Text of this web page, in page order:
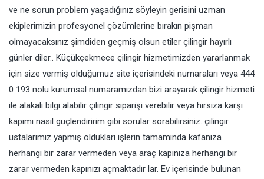
ve ne sorun problem yaşadığınız söyleyin gerisini uzman
ekiplerimizin profesyonel çözümlerine bırakın pişman
olmayacaksınız şimdiden geçmiş olsun etiler çilingir hayırlı
günler diler.. Küçükçekmece çilingir hizmetimizden yararlanmak
için size vermiş olduğumuz site içerisindeki numaraları veya 444
0 193 nolu kurumsal numaramızdan bizi arayarak çilingir hizmeti
ile alakalı bilgi alabilir çilingir siparişi verebilir veya hırsıza karşı
kapımı nasıl güçlendiririm gibi sorular sorabilirsiniz. çilingir
ustalarımız yapmış oldukları işlerin tamamında kafanıza
herhangi bir zarar vermeden veya araç kapınıza herhangi bir
zarar vermeden kapınızı açmaktadır lar. Ev içerisinde bulunan